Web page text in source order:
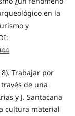
en la
y
Trabajar por
de una
y J. Santacana
cultura material